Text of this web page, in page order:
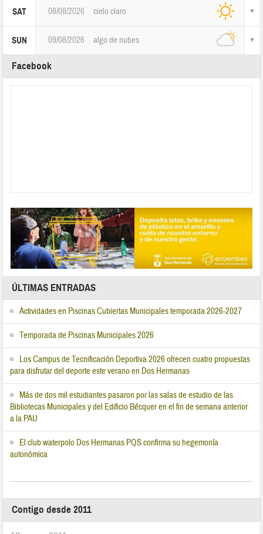
SAT 08/08/2026 cielo claro
SUN 09/08/2026 algo de nubes
Facebook
ÚLTIMAS ENTRADAS
Actividades en Piscinas Cubiertas Municipales temporada 2026-2027
Temporada de Piscinas Municipales 2026
Los Campus de Tecnificación Deportiva 2026 ofrecen cuatro propuestas
para disfrutar del deporte este verano en Dos Hermanas
Más de dos mil estudiantes pasaron por las salas de estudio de las
Bibliotecas Municipales y del Edificio Bécquer en el fin de semana anterior
a la PAU
El club waterpolo Dos Hermanas PQS confirma su hegemonía
autonómica
Contigo desde 2011